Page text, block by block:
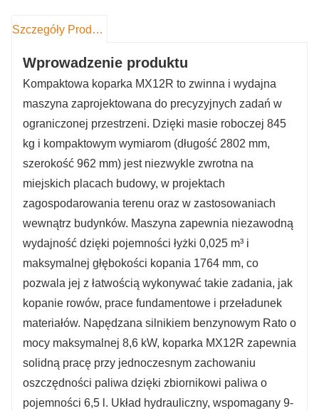
Szczegóły Produktu
Wprowadzenie produktu
Kompaktowa koparka MX12R to zwinna i wydajna
maszyna zaprojektowana do precyzyjnych zadań w
ograniczonej przestrzeni. Dzięki masie roboczej 845
kg i kompaktowym wymiarom (długość 2802 mm,
szerokość 962 mm) jest niezwykle zwrotna na
miejskich placach budowy, w projektach
zagospodarowania terenu oraz w zastosowaniach
wewnątrz budynków. Maszyna zapewnia niezawodną
wydajność dzięki pojemności łyżki 0,025 m³ i
maksymalnej głębokości kopania 1764 mm, co
pozwala jej z łatwością wykonywać takie zadania, jak
kopanie rowów, prace fundamentowe i przeładunek
materiałów. Napędzana silnikiem benzynowym Rato o
mocy maksymalnej 8,6 kW, koparka MX12R zapewnia
solidną pracę przy jednoczesnym zachowaniu
oszczędności paliwa dzięki zbiornikowi paliwa o
pojemności 6,5 l. Układ hydrauliczny, wspomagany 9-